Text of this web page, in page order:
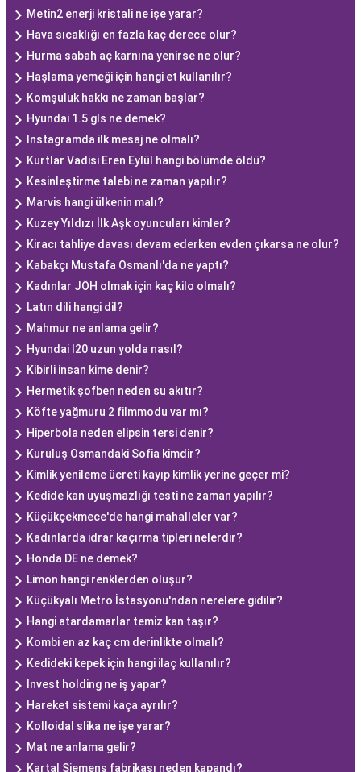
Metin2 enerji kristali ne işe yarar?
Hava sıcaklığı en fazla kaç derece olur?
Hurma sabah aç karnına yenirse ne olur?
Haşlama yemeği için hangi et kullanılır?
Komşuluk hakkı ne zaman başlar?
Hyundai 1.5 gls ne demek?
Instagramda ilk mesaj ne olmalı?
Kurtlar Vadisi Eren Eylül hangi bölümde öldü?
Kesinleştirme talebi ne zaman yapılır?
Marvis hangi ülkenin malı?
Kuzey Yıldızı İlk Aşk oyuncuları kimler?
Kiracı tahliye davası devam ederken evden çıkarsa ne olur?
Kabakçı Mustafa Osmanlı'da ne yaptı?
Kadınlar JÖH olmak için kaç kilo olmalı?
Latın dili hangi dil?
Mahmur ne anlama gelir?
Hyundai I20 uzun yolda nasıl?
Kibirli insan kime denir?
Hermetik şofben neden su akıtır?
Köfte yağmuru 2 filmmodu var mı?
Hiperbola neden elipsin tersi denir?
Kuruluş Osmandaki Sofia kimdir?
Kimlik yenileme ücreti kayıp kimlik yerine geçer mi?
Kedide kan uyuşmazlığı testi ne zaman yapılır?
Küçükçekmece'de hangi mahalleler var?
Kadınlarda idrar kaçırma tipleri nelerdir?
Honda DE ne demek?
Limon hangi renklerden oluşur?
Küçükyalı Metro İstasyonu'ndan nerelere gidilir?
Hangi atardamarlar temiz kan taşır?
Kombi en az kaç cm derinlikte olmalı?
Kedideki kepek için hangi ilaç kullanılır?
Invest holding ne iş yapar?
Hareket sistemi kaça ayrılır?
Kolloidal slika ne işe yarar?
Mat ne anlama gelir?
Kartal Siemens fabrikası neden kapandı?